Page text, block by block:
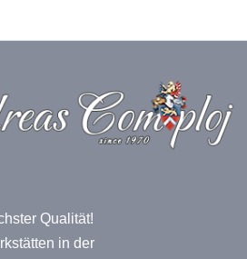
Qualität!
in der